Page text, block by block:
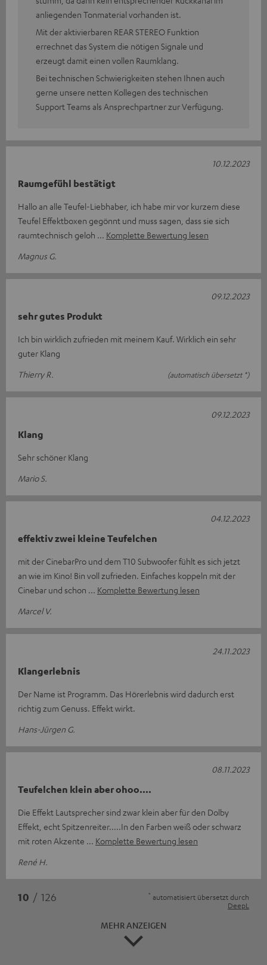
anliegenden Tonmaterial vorhanden ist.
Mit der aktivierbaren REAR STEREO Funktion
errechnet das System die nötigen Signale und
erzeugt damit einen vollen Raumklang.
Bei technischen Schwierigkeiten stehen Ihnen auch
gerne unsere netten Kollegen des technischen
Support Teams als Ansprechpartner zur Verfügung.
Raumgefühl bestätigt
Hallo an alle Teufel-Liebhaber, ich habe mir vor kurzem diese
Teufel Effektboxen gegönnt und muss sagen, dass sie sich
raumtechnisch geloh
Komplette Bewertung lesen
Magnus G.
10.12.2023
sehr gutes Produkt
Ich bin wirklich zufrieden mit meinem Kauf. Wirklich ein sehr
guter Klang
Thierry R.
(automatisch übersetzt *)
09.12.2023
Klang
Sehr schöner Klang
Mario S.
09.12.2023
effektiv zwei kleine Teufelchen
mit der CinebarPro und dem T10 Subwoofer fühlt es sich jetzt
an wie im Kino! Bin voll zufrieden. Einfaches koppeln mit der
Cinebar und schon
Komplette Bewertung lesen
Marcel V.
04.12.2023
Klangerlebnis
Der Name ist Programm. Das Hörerlebnis wird dadurch erst
richtig zum Genuss. Effekt wirkt.
Hans-Jürgen G.
24.11.2023
Teufelchen klein aber ohoo....
Die Effekt Lautsprecher sind zwar klein aber für den Dolby
Effekt, echt Spitzenreiter.....In den Farben weiß oder schwarz
mit roten Akzente
Komplette Bewertung lesen
René H.
08.11.2023
10 / 126 * automatisiert übersetzt durch
DeepL
MEHR ANZEIGEN